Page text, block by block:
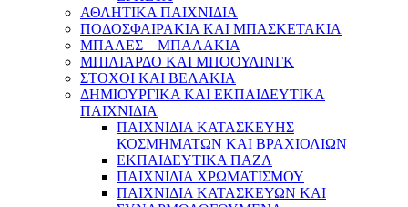
ΑΘΛΗΤΙΚΑ ΠΑΙΧΝΙΔΙΑ
ΠΟΔΟΣΦΑΙΡΑΚΙΑ ΚΑΙ ΜΠΑΣΚΕΤΑΚΙΑ
ΜΠΑΛΕΣ – ΜΠΑΛΑΚΙΑ
ΜΠΙΛΙΑΡΔΟ ΚΑΙ ΜΠΟΟΥΛΙΝΓΚ
ΣΤΟΧΟΙ ΚΑΙ ΒΕΛΑΚΙΑ
ΔΗΜΙΟΥΡΓΙΚΑ ΚΑΙ ΕΚΠΑΙΔΕΥΤΙΚΑ
ΠΑΙΧΝΙΔΙΑ
ΠΑΙΧΝΙΔΙΑ ΚΑΤΑΣΚΕΥΗΣ
ΚΟΣΜΗΜΑΤΩΝ ΚΑΙ ΒΡΑΧΙΟΛΙΩΝ
ΕΚΠΑΙΔΕΥΤΙΚΑ ΠΑΖΛ
ΠΑΙΧΝΙΔΙΑ ΧΡΩΜΑΤΙΣΜΟΥ
ΠΑΙΧΝΙΔΙΑ ΚΑΤΑΣΚΕΥΩΝ ΚΑΙ